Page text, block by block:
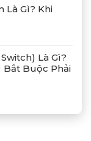
Là Gì? Khi
Là Gì?
Bắt Buộc Phải